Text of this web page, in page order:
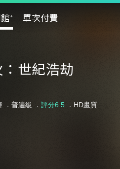
⁺ 單次付費
世紀浩劫
． 普遍級 ． 評分6.5．HD畫質